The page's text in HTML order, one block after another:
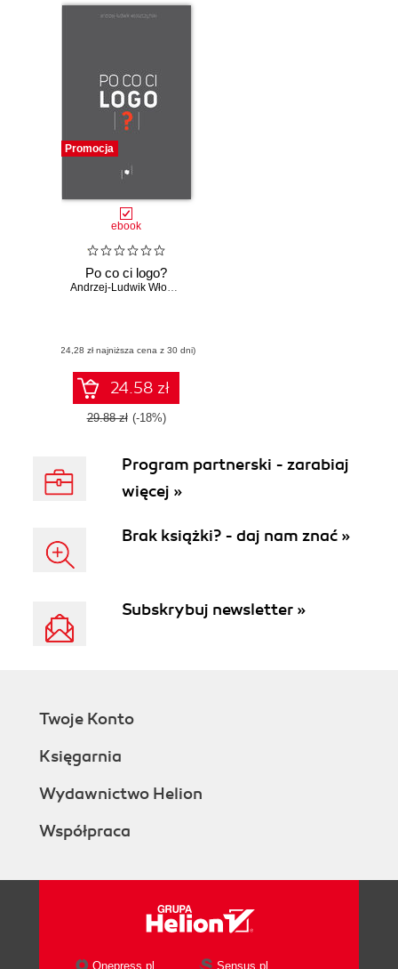
Promocja
ebook
Po co ci logo?
Andrzej-Ludwik Włoszczyński
(24,28 zł najniższa cena z 30 dni)
24.58 zł
29.88 zł (-18%)
Program partnerski - zarabiaj
więcej »
Brak książki? - daj nam znać »
Subskrybuj newsletter »
Twoje Konto
Księgarnia
Wydawnictwo Helion
Współpraca
Onepress.pl Sensus.pl